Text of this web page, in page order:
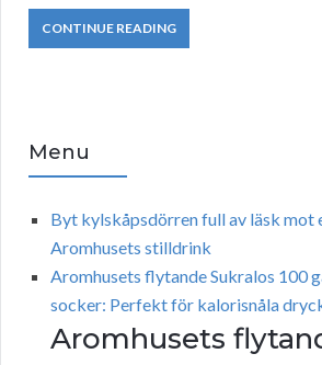
CONTINUE READING
Menu
Byt kylskåpsdörren full av läsk mot
Aromhusets stilldrink
Aromhusets flytande Sukralos 100
socker: Perfekt för kalorisnåla
Aromhusets